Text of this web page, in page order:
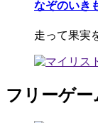
なぞのいき
走って果実
フリーゲー